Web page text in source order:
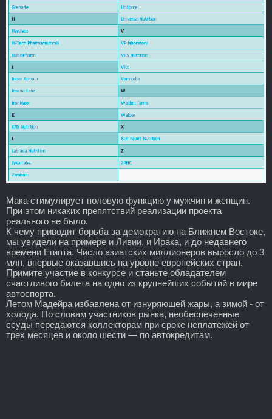
Мака стимулирует половую функцию у мужчин и женщин.
При этом никаких препятствий реализации проекта
реального не было.
К чему приводит борьба за демократию на Ближнем Востоке,
мы увидели на примере и Ливии, и Ирака, и до недавнего
времени Египта. Число азиатских миллионеров выросло до 3
млн, впервые оказавшись на уровне европейских стран.
Примите участие в конкурсе и станьте обладателем
счастливого билета на одно из крупнейших событий в мире
автоспорта.
Летом Мадейра избавлена от изнуряющей жары, а зимой - от
холода. По словам участников рынка, необеспеченные
ссуды передаются коллекторам при сроке неплатежей от
трех месяцев и около шести — по автокредитам.